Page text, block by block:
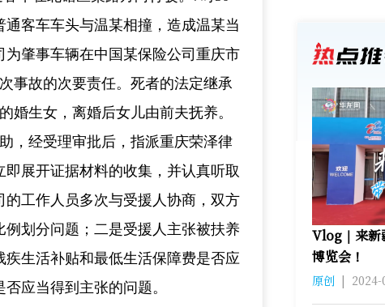
客车车头与温某相撞，造成温某当
肇事车辆在中国某保险公司重庆市
事故的次要责任。死者的法定继承
婚生女，离婚后女儿由前夫抚养。
，经受理审批后，指派重庆荣泽律
展开证据材料的收集，并认真听取
工作人员多次与受援人协商，双方
划分问题；二是受援人主张被扶养
生活补贴和最低生活保障费是否应
应当得到主张的问题。
Vlog｜来新
博览会！
原创 |